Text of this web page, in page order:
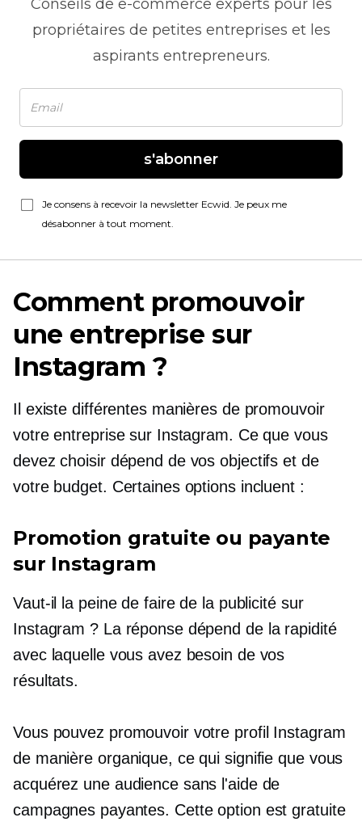
Conseils de e-commerce experts pour les
propriétaires de petites entreprises et les
aspirants entrepreneurs.
s'abonner
Je consens à recevoir la newsletter Ecwid. Je peux me
désabonner à tout moment.
Comment promouvoir
une entreprise sur
Instagram ?
Il existe différentes manières de promouvoir
votre entreprise sur Instagram. Ce que vous
devez choisir dépend de vos objectifs et de
votre budget. Certaines options incluent :
Promotion gratuite ou payante
sur Instagram
Vaut-il la peine de faire de la publicité sur
Instagram ? La réponse dépend de la rapidité
avec laquelle vous avez besoin de vos
résultats.
Vous pouvez promouvoir votre profil Instagram
de manière organique, ce qui signifie que vous
acquérez une audience sans l'aide de
campagnes payantes. Cette option est gratuite